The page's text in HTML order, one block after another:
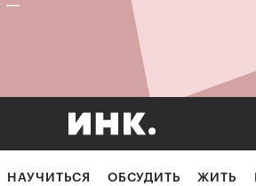
НАУЧИТЬСЯ ОБСУДИТЬ ЖИТЬ